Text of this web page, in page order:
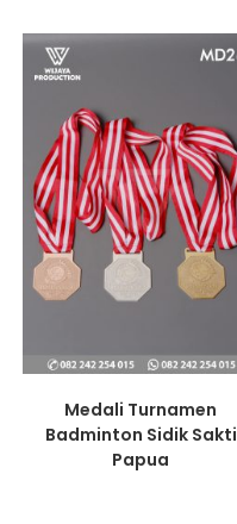
Medali Turnamen
Badminton Sidik Sakti
Papua